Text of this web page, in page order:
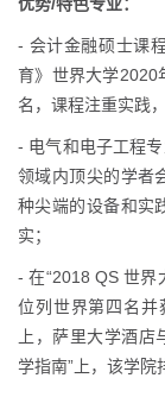
- 会计金融硕士课
育》世界大学2020
名，课程注重实践
- 电气和电子工程
领域内顶尖的学者
种尖端的设备和实
实；
- 在“2018 QS 世界
位列世界第四名并
上，萨里大学酒
学指南”上，该学院